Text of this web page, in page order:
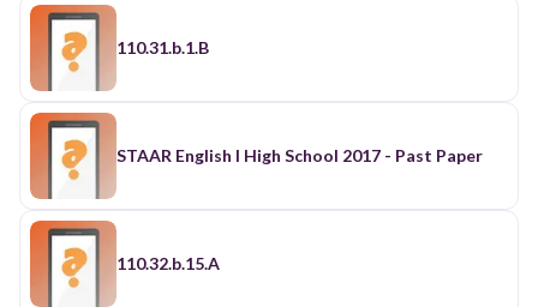
110.31.b.1.B
STAAR English I High School 2017 - Past Paper
110.32.b.15.A